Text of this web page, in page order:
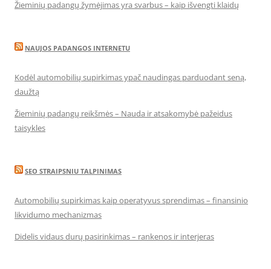
Žieminių padangų žymėjimas yra svarbus – kaip išvengti klaidų
NAUJOS PADANGOS INTERNETU
Kodėl automobilių supirkimas ypač naudingas parduodant seną,
daužtą
Žieminių padangų reikšmės – Nauda ir atsakomybė pažeidus
taisykles
SEO STRAIPSNIU TALPINIMAS
Automobilių supirkimas kaip operatyvus sprendimas – finansinio
likvidumo mechanizmas
Didelis vidaus durų pasirinkimas – rankenos ir interjeras